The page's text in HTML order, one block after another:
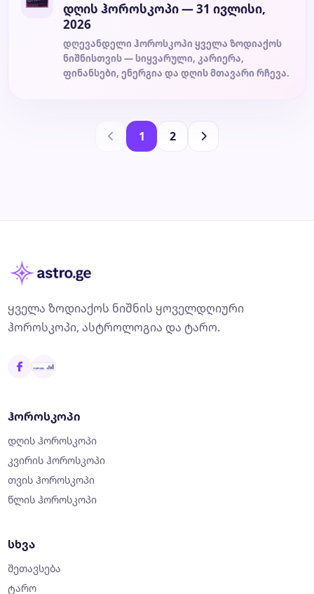
დღის ჰოროსკოპი — 31 ივლისი,
2026
დღევანდელი ჰოროსკოპი ყველა ზოდიაქოს
ნიშნისთვის — სიყვარული, კარიერა,
ფინანსები, ენერგია და დღის მთავარი რჩევა.
1 2
ყველა ზოდიაქოს ნიშნის ყოველდღიური
ჰოროსკოპი, ასტროლოგია და ტარო.
ჰოროსკოპი
დღის ჰოროსკოპი
კვირის ჰოროსკოპი
თვის ჰოროსკოპი
წლის ჰოროსკოპი
სხვა
შეთავსება
ტარო